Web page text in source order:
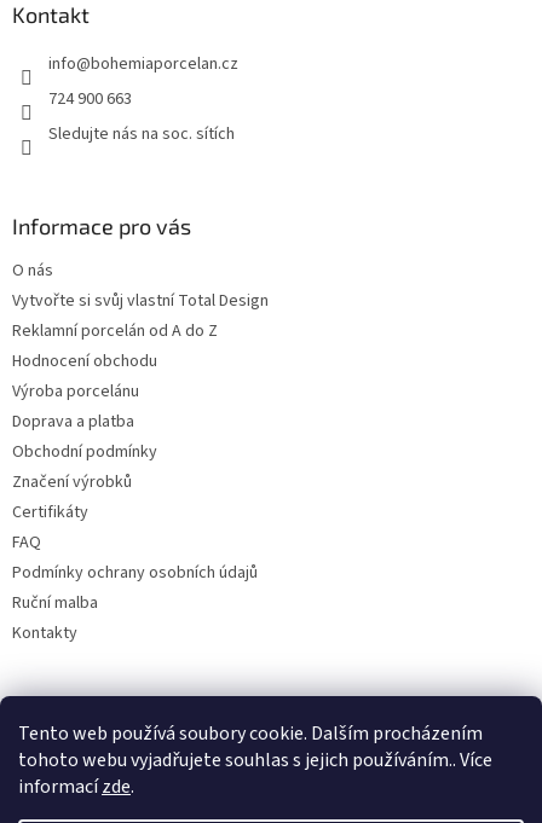
Tento web používá soubory cookie. Dalším procházením
tohoto webu vyjadřujete souhlas s jejich používáním.. Více
informacízde.
Kontakt
info@bohemiaporcelan.cz
724 900 663
Sledujte nás na soc. sítích
Informace pro vás
O nás
Vytvořte si svůj vlastní Total Design
Reklamní porcelán od A do Z
Hodnocení obchodu
Výroba porcelánu
Doprava a platba
Obchodní podmínky
Značení výrobků
Certifikáty
FAQ
Podmínky ochrany osobních údajů
Ruční malba
Kontakty
Facebook